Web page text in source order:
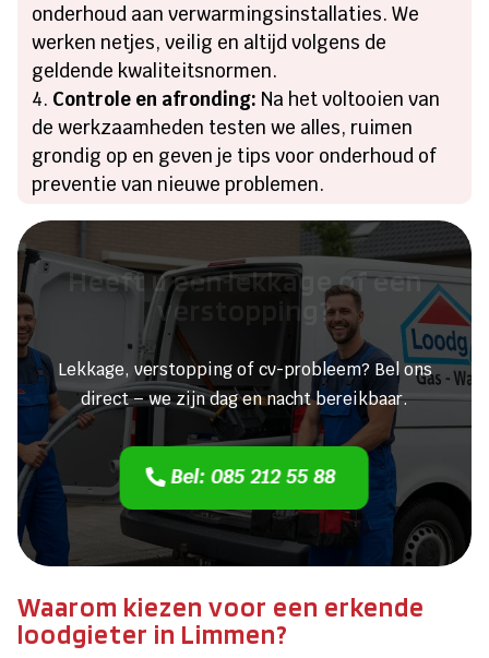
onderhoud aan verwarmingsinstallaties. We
werken netjes, veilig en altijd volgens de
geldende kwaliteitsnormen.
Controle en afronding: Na het voltooien van
de werkzaamheden testen we alles, ruimen
grondig op en geven je tips voor onderhoud of
preventie van nieuwe problemen.
Heeft u een lekkage of een
verstopping?
Lekkage, verstopping of cv-probleem? Bel ons
direct – we zijn dag en nacht bereikbaar.
Bel: 085 212 55 88
Waarom kiezen voor een erkende
loodgieter in Limmen?